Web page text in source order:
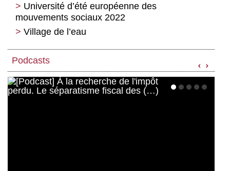
Université d’été européenne des
mouvements sociaux 2022
Village de l’eau
Podcasts ‹ ›